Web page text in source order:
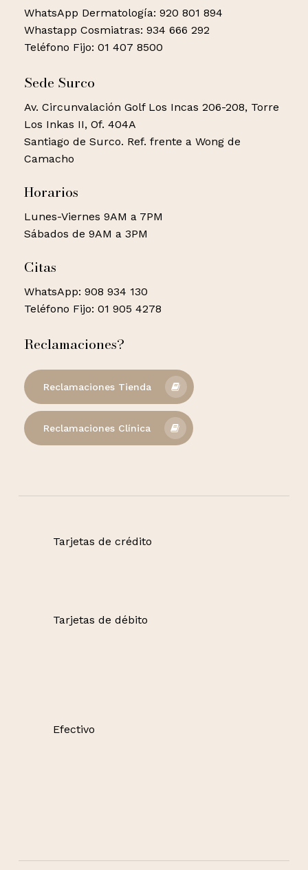
WhatsApp Dermatología: 920 801 894
Whastapp Cosmiatras: 934 666 292
Teléfono Fijo: 01 407 8500
Sede Surco
Av. Circunvalación Golf Los Incas 206-208, Torre
Los Inkas II, Of. 404A
Santiago de Surco. Ref. frente a Wong de
Camacho
Horarios
Lunes-Viernes 9AM a 7PM
Sábados de 9AM a 3PM
Citas
WhatsApp: 908 934 130
Teléfono Fijo: 01 905 4278
Reclamaciones?
Reclamaciones Tienda
Reclamaciones Clínica
Tarjetas de crédito
Tarjetas de débito
Efectivo